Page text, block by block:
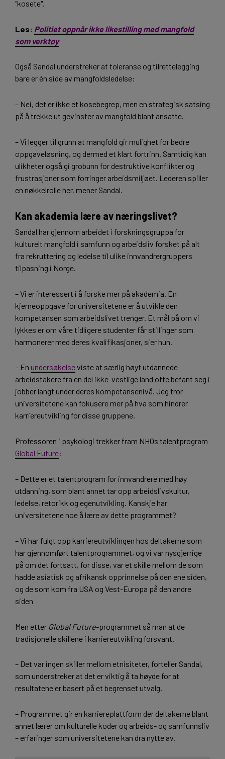
"kosete".
Les: Politiet oppnår ikke likestilling med mangfold
som verktøy
Også Sandal understreker at toleranse og tilrettelegging
bare er én side av mangfoldsledelse:
– Nei, det er ikke et kosebegrep, men en strategisk satsing
på å trekke ut gevinster av mangfold blant ansatte.
– Vi legger til grunn at mangfold gir mulighet for bedre
oppgaveløsning, og dermed et klart fortrinn. Samtidig kan
ulikheter også gi grobunn for destruktive konflikter og
frustrasjoner som forringer arbeidsmiljøet. Lederen spiller
en nøkkelrolle her, mener Sandal.
Kan akademia lære av næringslivet?
Sandal har gjennom arbeidet i forskningsgruppa for
kulturelt mangfold i samfunn og arbeidsliv forsket på alt
fra rekruttering og ledelse til ulike innvandrergruppers
tilpasning i Norge.
– Vi er interessert i å forske mer på akademia. En
kjerneoppgave for universitetene er å utvikle den
kompetansen som arbeidslivet trenger. Et mål på om vi
lykkes er om våre tidligere studenter får stillinger som
harmonerer med deres kvalifikasjoner, sier hun.
– En undersøkelseviste at særlig høyt utdannede
arbeidstakere fra en del ikke-vestlige land ofte befant seg i
jobber langt under deres kompetansenivå. Jeg tror
universitetene kan fokusere mer på hva som hindrer
karriereutvikling for disse gruppene.
Professoren i psykologi trekker fram NHOs talentprogram
Global Future:
– Dette er et talentprogram for innvandrere med høy
utdanning, som blant annet tar opp arbeidslivskultur,
ledelse, retorikk og egenutvikling. Kanskje har
universitetene noe å lære av dette programmet?
– Vi har fulgt opp karriereutviklingen hos deltakerne som
har gjennomført talentprogrammet, og vi var nysgjerrige
på om det fortsatt, for disse, var et skille mellom de som
hadde asiatisk og afrikansk opprinnelse på den ene siden,
og de som kom fra USA og Vest-Europa på den andre
siden
Men etter Global Future-programmet så man at de
tradisjonelle skillene i karriereutvikling forsvant.
– Det var ingen skiller mellom etnisiteter, forteller Sandal,
som understreker at det er viktig å ta høyde for at
resultatene er basert på et begrenset utvalg.
– Programmet gir en karriereplattform der deltakerne blant
annet lærer om kulturelle koder og arbeids- og samfunnsliv
– erfaringer som universitetene kan dra nytte av.